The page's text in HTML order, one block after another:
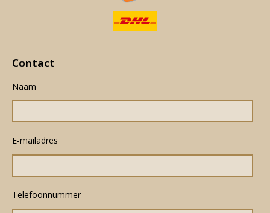
Contact
Naam
E-mailadres
Telefoonnummer